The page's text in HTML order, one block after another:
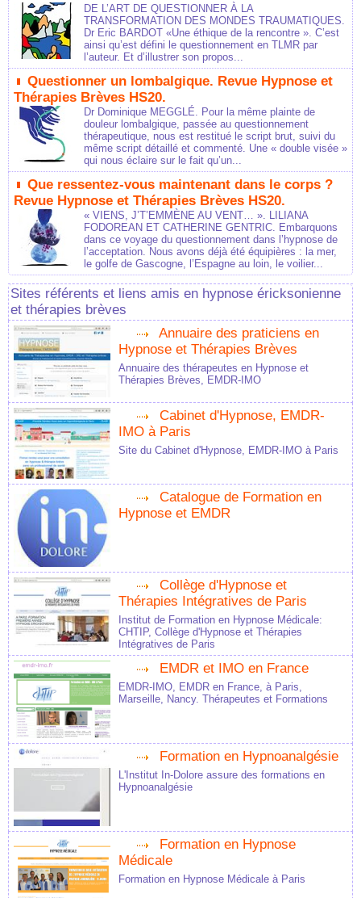
DE L’ART DE QUESTIONNER À LA
TRANSFORMATION DES MONDES TRAUMATIQUES.
Dr Eric BARDOT «Une éthique de la rencontre ». C’est
ainsi qu’est défini le questionnement en TLMR par
l’auteur. Et d’illustrer son propos...
Questionner un lombalgique. Revue Hypnose et
Thérapies Brèves HS20.
Dr Dominique MEGGLÉ. Pour la même plainte de
douleur lombalgique, passée au questionnement
thérapeutique, nous est restitué le script brut, suivi du
même script détaillé et commenté. Une « double visée »
qui nous éclaire sur le fait qu’un...
Que ressentez-vous maintenant dans le corps ?
Revue Hypnose et Thérapies Brèves HS20.
« VIENS, J’T’EMMÈNE AU VENT… ». LILIANA
FODOREAN ET CATHERINE GENTRIC. Embarquons
dans ce voyage du questionnement dans l’hypnose de
l’acceptation. Nous avons déjà été équipières : la mer,
le golfe de Gascogne, l’Espagne au loin, le voilier...
Sites référents et liens amis en hypnose éricksonienne
et thérapies brèves
Annuaire des praticiens en
Hypnose et Thérapies Brèves
Annuaire des thérapeutes en Hypnose et
Thérapies Brèves, EMDR-IMO
Cabinet d'Hypnose, EMDR-
IMO à Paris
Site du Cabinet d'Hypnose, EMDR-IMO à Paris
Catalogue de Formation en
Hypnose et EMDR
Collège d'Hypnose et
Thérapies Intégratives de Paris
Institut de Formation en Hypnose Médicale:
CHTIP, Collège d'Hypnose et Thérapies
Intégratives de Paris
EMDR et IMO en France
EMDR-IMO, EMDR en France, à Paris,
Marseille, Nancy. Thérapeutes et Formations
Formation en Hypnoanalgésie
L'Institut In-Dolore assure des formations en
Hypnoanalgésie
Formation en Hypnose
Médicale
Formation en Hypnose Médicale à Paris